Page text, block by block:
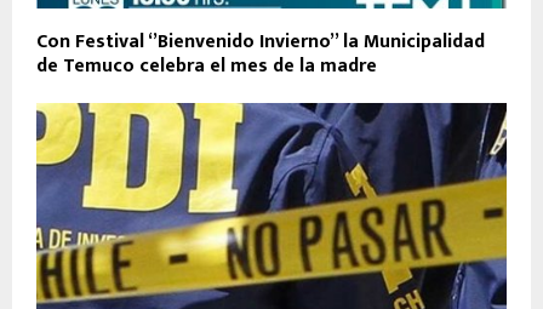
Con Festival ‘’Bienvenido Invierno’’ la Municipalidad
de Temuco celebra el mes de la madre